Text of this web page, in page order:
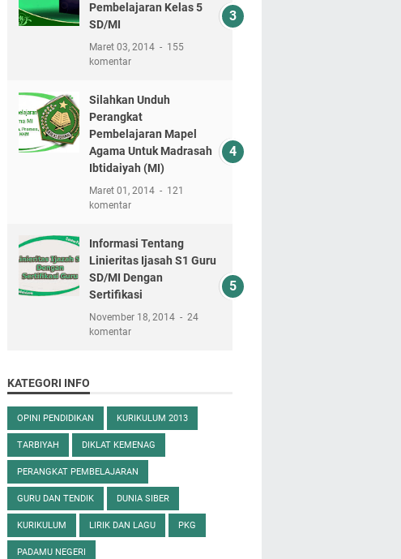
Pembelajaran Kelas 5
SD/MI
Maret 03, 2014
155
komentar
Silahkan Unduh
Perangkat
Pembelajaran Mapel
Agama Untuk Madrasah
Ibtidaiyah (MI)
Maret 01, 2014
121
komentar
Informasi Tentang
Linieritas Ijasah S1 Guru
SD/MI Dengan
Sertifikasi
November 18, 2014
24
komentar
KATEGORI INFO
OPINI PENDIDIKAN KURIKULUM 2013
TARBIYAH DIKLAT KEMENAG
PERANGKAT PEMBELAJARAN
GURU DAN TENDIK DUNIA SIBER
KURIKULUM LIRIK DAN LAGU PKG
PADAMU NEGERI